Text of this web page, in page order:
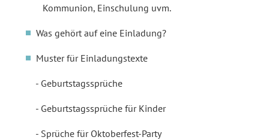
Kommunion, Einschulung uvm.
Was gehört auf eine Einladung?
Muster für Einladungstexte
Geburtstagssprüche
Geburtstagssprüche für Kinder
Sprüche für Oktoberfest-Party